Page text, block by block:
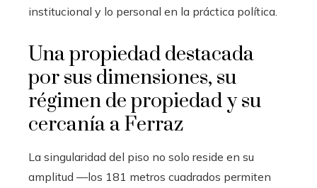
institucional y lo personal en la práctica política.
Una propiedad destacada
por sus dimensiones, su
régimen de propiedad y su
cercanía a Ferraz
La singularidad del piso no solo reside en su
amplitud —los 181 metros cuadrados permiten